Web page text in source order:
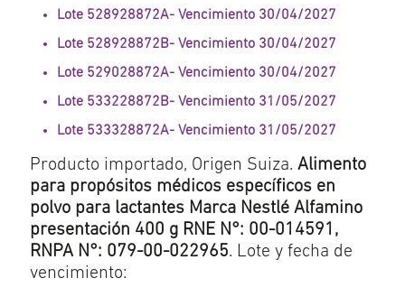
Lote 528928872A- Vencimiento 30/04/2027
Lote 528928872B- Vencimiento 30/04/2027
Lote 529028872A- Vencimiento 30/04/2027
Lote 533228872B- Vencimiento 31/05/2027
Lote 533328872A- Vencimiento 31/05/2027
Producto importado, Origen Suiza. Alimento
para propósitos médicos específicos en
polvo para lactantes Marca Nestlé Alfamino
presentación 400 g RNE N°: 00-014591,
RNPA N°: 079-00-022965. Lote y fecha de
vencimiento: